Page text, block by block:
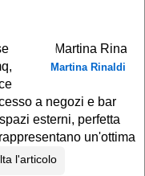
Martina Rinaldi
a negozi e bar
esterni, perfetta
un'ottima
l'articolo